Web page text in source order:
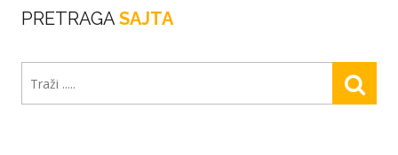
PRETRAGA SAJTA